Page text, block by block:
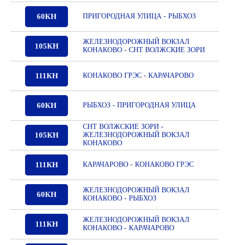
60КН ПРИГОРОДНАЯ УЛИЦА - РЫБХОЗ
105КН
ЖЕЛЕЗНОДОРОЖНЫЙ ВОКЗАЛ
КОНАКОВО - СНТ ВОЛЖСКИЕ ЗОРИ
111КН КОНАКОВО ГРЭС - КАРАЧАРОВО
60КН РЫБХОЗ - ПРИГОРОДНАЯ УЛИЦА
105КН
СНТ ВОЛЖСКИЕ ЗОРИ -
ЖЕЛЕЗНОДОРОЖНЫЙ ВОКЗАЛ
КОНАКОВО
111КН КАРАЧАРОВО - КОНАКОВО ГРЭС
60КН
ЖЕЛЕЗНОДОРОЖНЫЙ ВОКЗАЛ
КОНАКОВО - РЫБХОЗ
111КН
ЖЕЛЕЗНОДОРОЖНЫЙ ВОКЗАЛ
КОНАКОВО - КАРАЧАРОВО